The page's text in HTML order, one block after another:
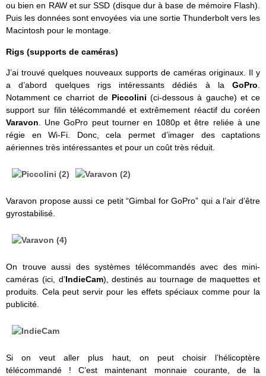
ou bien en RAW et sur SSD (disque dur à base de mémoire Flash).
Puis les données sont envoyées via une sortie Thunderbolt vers les
Macintosh pour le montage.
Rigs (supports de caméras)
J’ai trouvé quelques nouveaux supports de caméras originaux. Il y
a d’abord quelques rigs intéressants dédiés à la GoPro
Notamment ce charriot de Piccolini(ci-dessous à gauche) et ce
support sur filin télécommandé et extrêmement réactif du coréen
Varavon . Une GoPro peut tourner en 1080p et être reliée à une
régie en Wi-Fi. Donc, cela permet d’imager des captations
aériennes très intéressantes et pour un coût très réduit.
Varavon propose aussi ce petit “Gimbal for GoPro” qui a l’air d’être
gyrostabilisé.
On trouve aussi des systèmes télécommandés avec des mini-
caméras (ici, d’IndieCam), destinés au tournage de maquettes et
produits. Cela peut servir pour les effets spéciaux comme pour la
publicité.
Si on veut aller plus haut, on peut choisir l’hélicoptère
télécommandé ! C’est maintenant monnaie courante, de la